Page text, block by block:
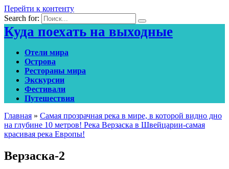
Перейти к контенту
Search for:
Куда поехать на выходные
Отели мира
Острова
Рестораны мира
Экскурсии
Фестивали
Путешествия
Главная » Самая прозрачная река в мире, в которой видно дно
на глубине 10 метров! Река Верзаска в Швейцарии-самая
красивая река Европы!
Верзаска-2